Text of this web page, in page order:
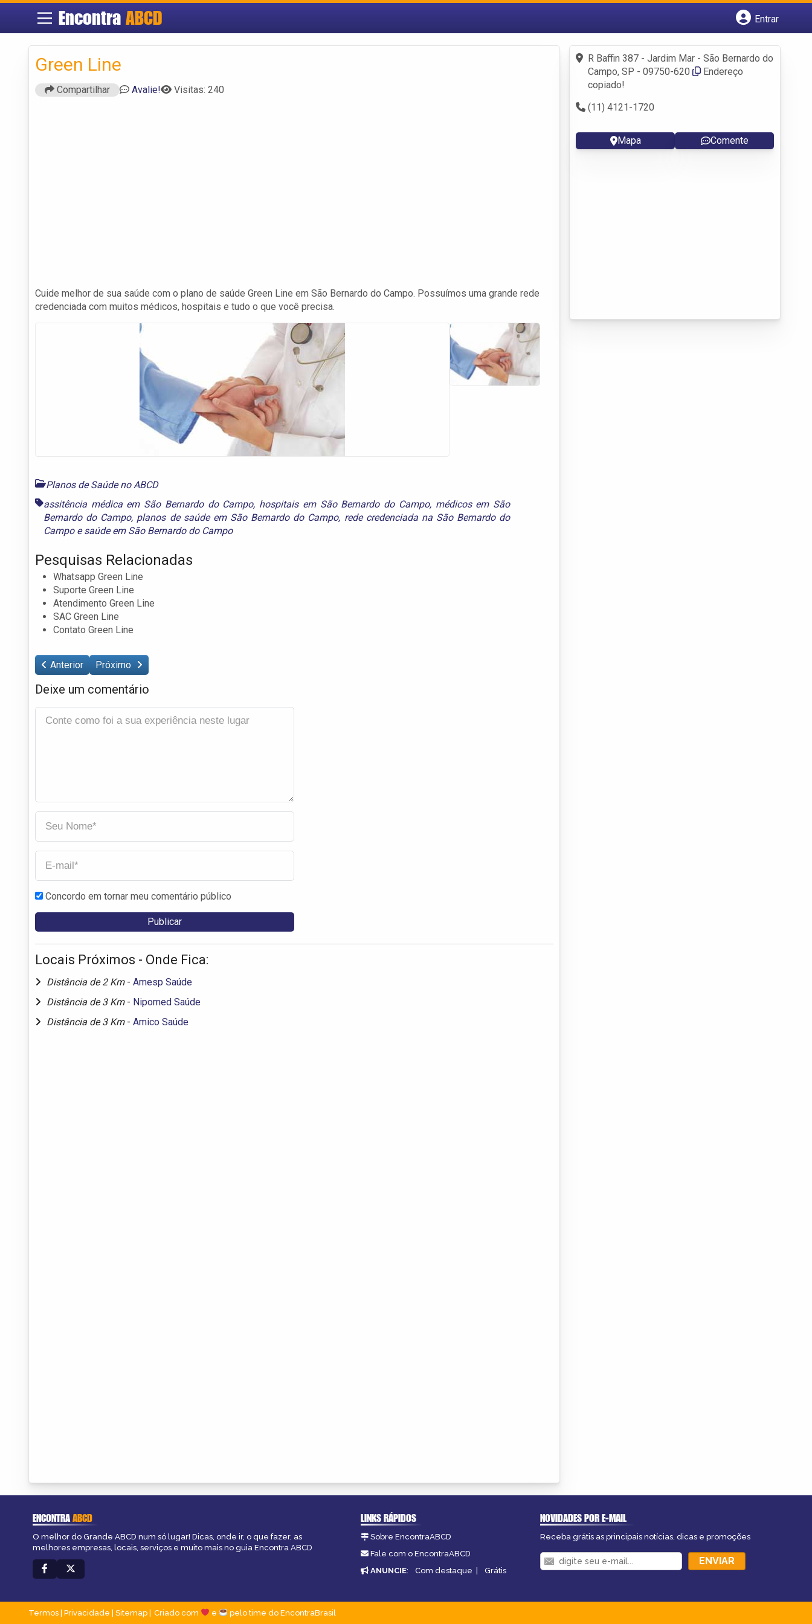
Encontra ABCD
Entrar
Fazer login
Criar conta
Green Line
Compartilhar Avalie! Visitas: 240
Cuide melhor de sua saúde com o plano de saúde Green Line em São Bernardo do Campo. Possuímos uma grande rede
credenciada com muitos médicos, hospitais e tudo o que você precisa.
Planos de Saúde no ABCD
assitência médica em São Bernardo do Campo, hospitais em São Bernardo do Campo, médicos em São
Bernardo do Campo, planos de saúde em São Bernardo do Campo, rede credenciada na São Bernardo do
Campoesaúde em São Bernardo do Campo
Pesquisas Relacionadas
Whatsapp Green Line
Suporte Green Line
Atendimento Green Line
SAC Green Line
Contato Green Line
Anterior Próximo
Deixe um comentário
Concordo em tornar meu comentário público
Locais Próximos - Onde Fica:
Distância de 2 Km - Amesp Saúde
Distância de 3 Km - Nipomed Saúde
Distância de 3 Km - Amico Saúde
R Baffin 387 - Jardim Mar - São Bernardo do
Campo, SP - 09750-620
Endereço
copiado!
(11) 4121-1720
Mapa Comente
ENCONTRAABCD
O melhor do Grande ABCD num só lugar! Dicas, onde ir, o que fazer, as
melhores empresas, locais, serviços e muito mais no guia Encontra ABCD
LINKS RÁPIDOS
Sobre EncontraABCD
Fale com o EncontraABCD
ANUNCIE: Com destaque | Grátis
NOVIDADES POR E-MAIL
Receba grátis as principais notícias, dicas e promoções
Termos Privacidade Sitemap Criado com e pelo time do EncontraBrasil